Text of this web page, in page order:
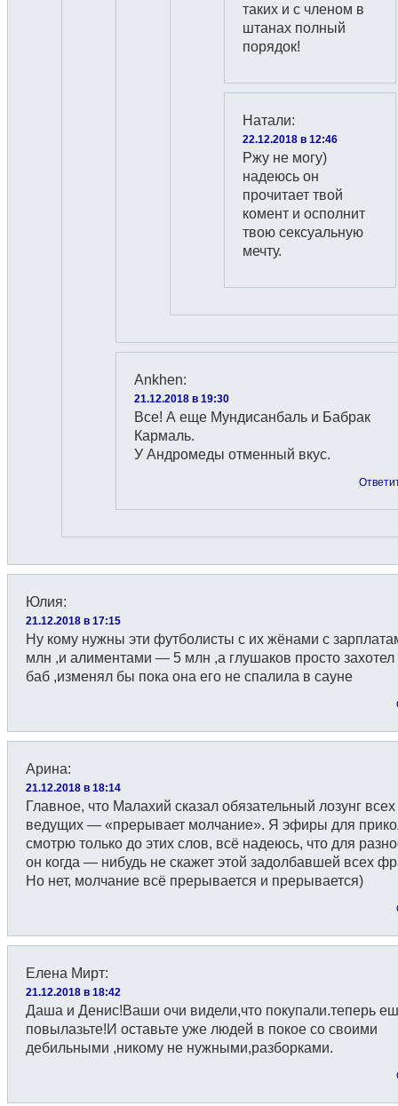
таких и с членом в
штанах полный
порядок!
Натали:
22.12.2018 в 12:46
Ржу не могу)
надеюсь он
прочитает твой
комент и осполнит
твою сексуальную
мечту.
Ankhen:
21.12.2018 в 19:30
Все! А еще Мундисанбаль и Бабрак
Кармаль.
У Андромеды отменный вкус.
Юлия:
21.12.2018 в 17:15
Ну кому нужны эти футболисты с их жёнами с
млн ,и алиментами — 5 млн ,а глушаков просто захотел
баб ,изменял бы пока она его не спалила в сауне
Арина:
21.12.2018 в 18:14
Главное, что Малахий сказал обязательный лозунг всех
ведущих — «прерывает молчание». Я эфиры для
смотрю только до этих слов, всё надеюсь, что для
он когда — нибудь не скажет этой задолбавшей всех
Но нет, молчание всё прерывается и прерывается)
Елена Мирт:
21.12.2018 в 18:42
Даша и Денис!Ваши очи видели,что покупали.теперь
повылазьте!И оставьте уже людей в покое со своими
дебильными ,никому не нужными,разборками.